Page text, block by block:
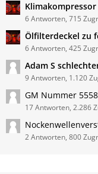
6 Antworten, 715
Ölfilterdeckel zu
6 Antworten, 425
Adam S
9 Antworten, 1.120
GM Nummer
17 Antworten, 2.286
2 Antworten, 800